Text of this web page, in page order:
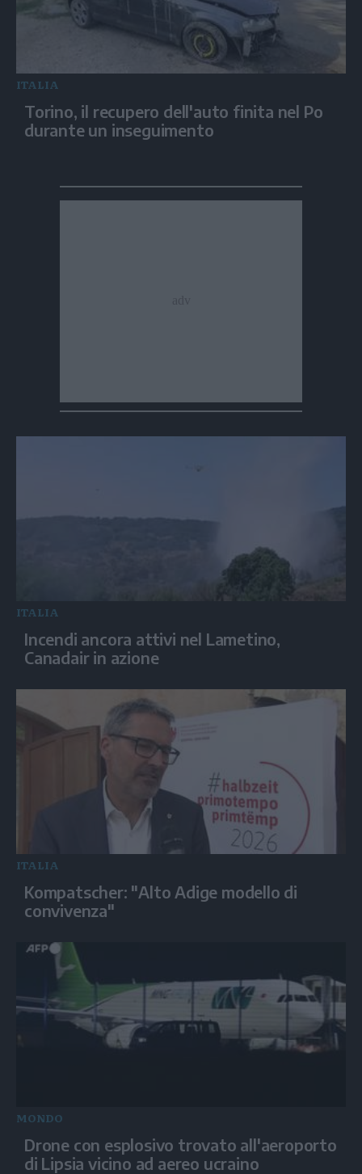
ITALIA
Torino, il recupero dell'auto finita nel Po
durante un inseguimento
ITALIA
Incendi ancora attivi nel Lametino,
Canadair in azione
ITALIA
Kompatscher: "Alto Adige modello di
convivenza"
MONDO
Drone con esplosivo trovato all'aeroporto
di Lipsia vicino ad aereo ucraino